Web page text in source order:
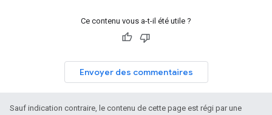
Ce contenu vous a-t-il été utile ?
Envoyer des commentaires
Sauf indication contraire, le contenu de cette page est régi par une